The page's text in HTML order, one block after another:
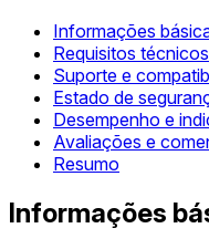
Informações
Requisitos técnicos
Suporte e
Estado de
Desempenho e
Avaliações e
Resumo
Informações